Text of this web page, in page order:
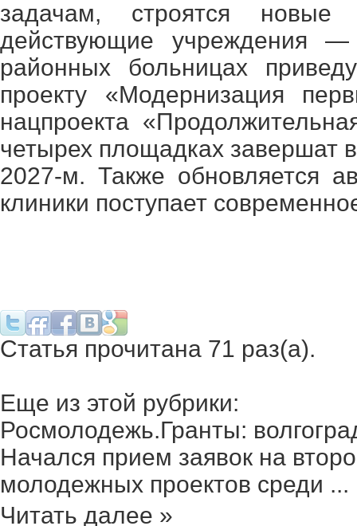
задачам, строятся новые
действующие учреждения
районных больницах
проекту «Модернизация
нацпроекта
четырех площадках завершат
2027-м. Также обновляется
клиники поступает
Статья прочитана 71 раз(a).
Еще из этой рубрики:
Росмолодежь.Гранты:
Начался прием заявок на
молодежных проектов среди ...
Читать далее »